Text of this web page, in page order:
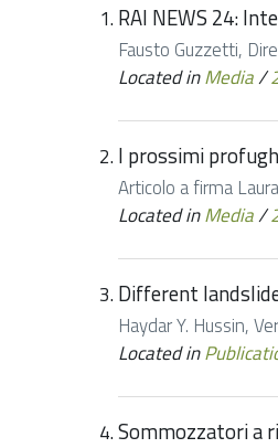
RAI NEWS 24:
Fausto Guzzetti,
Located inMedia/
I prossimi
Articolo a firma
Located inMedia/
Different
Haydar Y. Hussin,
Located in
Sommozzatori a